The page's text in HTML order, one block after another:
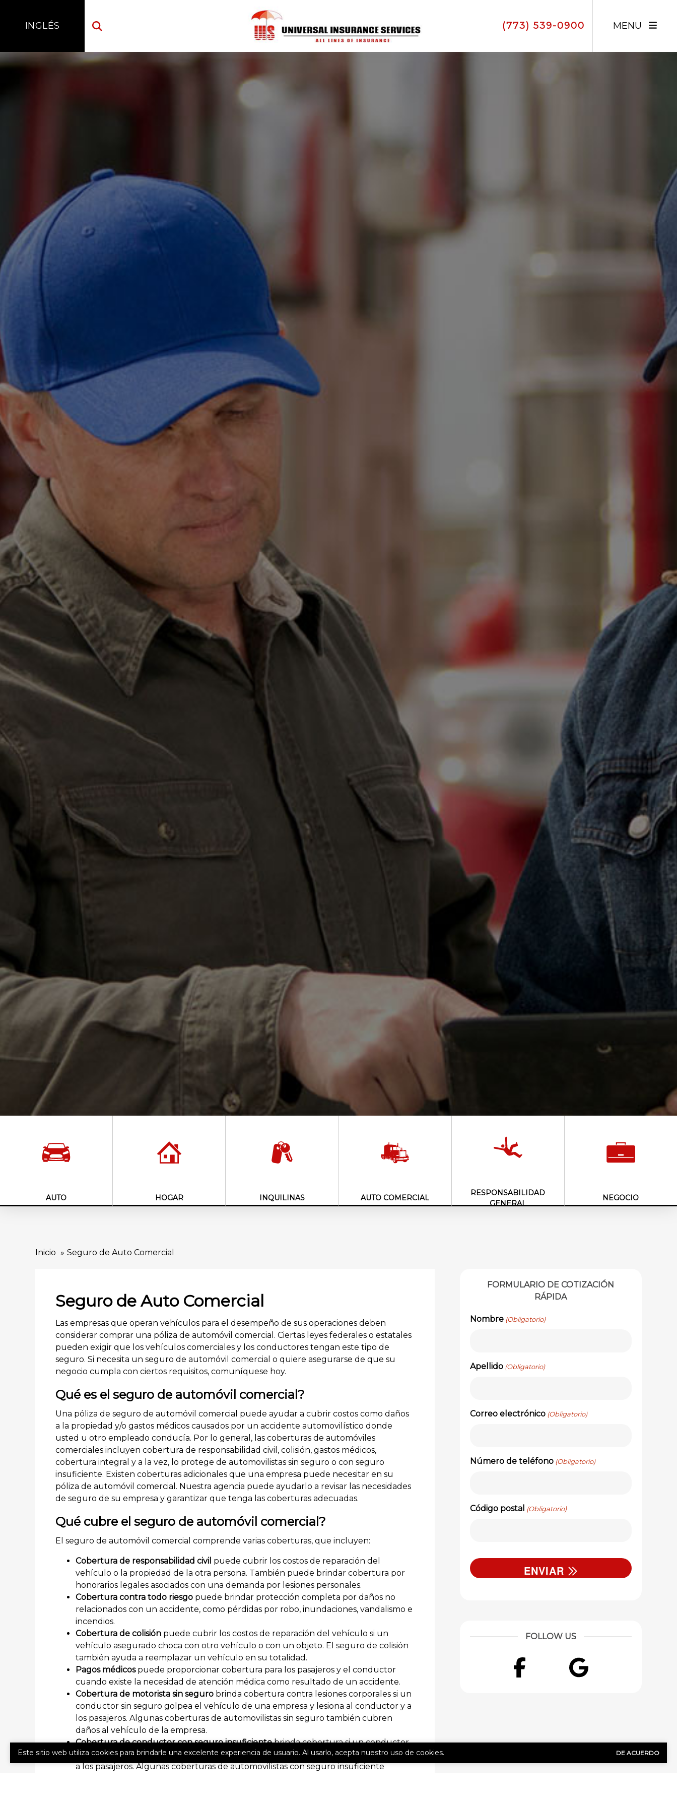
INGLÉS
(773) 539-0900 MENU
AUTO HOGAR INQUILINAS AUTO COMERCIAL
RESPONSABILIDAD
GENERAL
NEGOCIO
Inicio Seguro de Auto Comercial
Seguro de Auto Comercial
Las empresas que operan vehículos para el desempeño de sus operaciones deben
considerar comprar una póliza de automóvil comercial. Ciertas leyes federales o estatales
pueden exigir que los vehículos comerciales y los conductores tengan este tipo de
seguro. Si necesita un seguro de automóvil comercial o quiere asegurarse de que su
negocio cumpla con ciertos requisitos, comuníquese hoy.
Qué es el seguro de automóvil comercial?
Una póliza de seguro de automóvil comercial puede ayudar a cubrir costos como daños
a la propiedad y/o gastos médicos causados por un accidente automovilístico donde
usted u otro empleado conducía. Por lo general, las coberturas de automóviles
comerciales incluyen cobertura de responsabilidad civil, colisión, gastos médicos,
cobertura integral y a la vez, lo protege de automovilistas sin seguro o con seguro
insuficiente. Existen coberturas adicionales que una empresa puede necesitar en su
póliza de automóvil comercial. Nuestra agencia puede ayudarlo a revisar las necesidades
de seguro de su empresa y garantizar que tenga las coberturas adecuadas.
Qué cubre el seguro de automóvil comercial?
El seguro de automóvil comercial comprende varias coberturas, que incluyen:
Cobertura de responsabilidad civil puede cubrir los costos de reparación del
vehículo o la propiedad de la otra persona. También puede brindar cobertura por
honorarios legales asociados con una demanda por lesiones personales.
Cobertura contra todo riesgo puede brindar protección completa por daños no
relacionados con un accidente, como pérdidas por robo, inundaciones, vandalismo e
incendios.
Cobertura de colisión puede cubrir los costos de reparación del vehículo si un
vehículo asegurado choca con otro vehículo o con un objeto. El seguro de colisión
también ayuda a reemplazar un vehículo en su totalidad.
Pagos médicospuede proporcionar cobertura para los pasajeros y el conductor
cuando existe la necesidad de atención médica como resultado de un accidente.
Cobertura de motorista sin seguro brinda cobertura contra lesiones corporales si un
conductor sin seguro golpea el vehículo de una empresa y lesiona al conductor y a
los pasajeros. Algunas coberturas de automovilistas sin seguro también cubren
daños al vehículo de la empresa.
Cobertura de conductor con seguro insuficientebrinda cobertura si un conductor
con seguro insuficiente golpea el vehículo de una empresa y lesiona al conductor y
a los pasajeros. Algunas coberturas de automovilistas con seguro insuficiente
FORMULARIO DE COTIZACIÓN
RÁPIDA
Nombre (Obligatorio)
Apellido (Obligatorio)
Correo electrónico (Obligatorio)
Número de teléfono (Obligatorio)
Código postal (Obligatorio)
ENVIAR
FOLLOW US
FacebookGoogle
Este sitio web utiliza cookies para brindarle una excelente experiencia de usuario. Al usarlo, acepta nuestro uso de cookies. DE ACUERDO